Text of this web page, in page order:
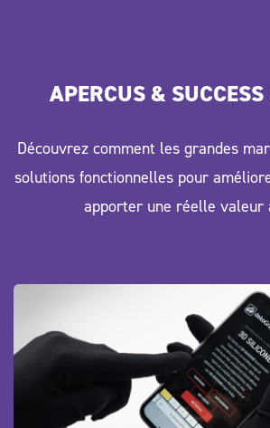
APERCUS &
Découvrez comment les grandes
solutions fonctionnelles pour
apporter une réelle valeur